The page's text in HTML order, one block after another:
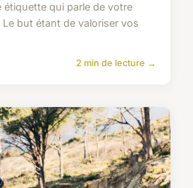
étiquette qui parle de votre
but étant de valoriser vos
2 min de lecture →